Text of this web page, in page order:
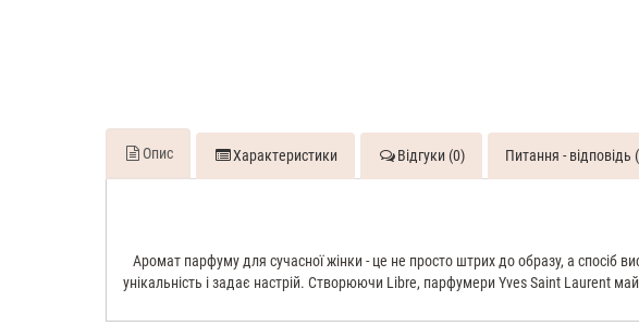
Опис Характеристики Відгуки (0) Питання - відповідь
Аромат парфуму для сучасної жінки - це не просто штрих до образу, а спосіб
унікальність і задає настрій. Створюючи Libre, парфумери Yves Saint Laurent